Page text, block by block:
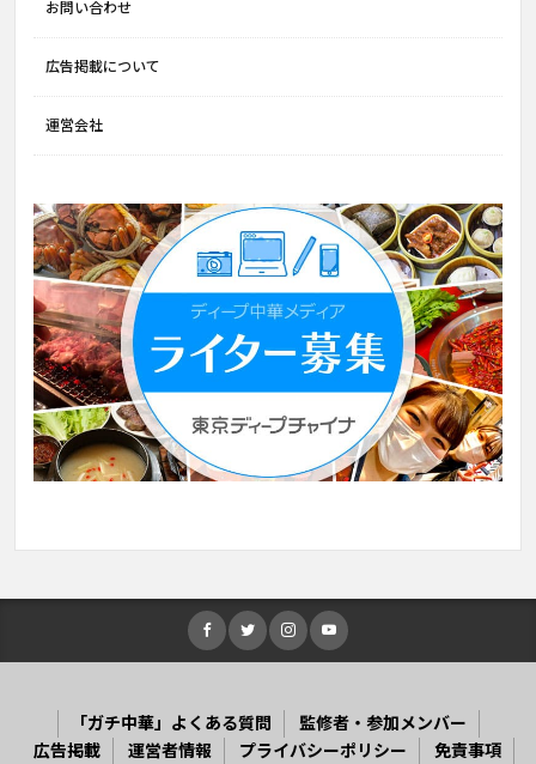
お問い合わせ
広告掲載について
運営会社
「ガチ中華」よくある質問
監修者・参加メンバー
広告掲載
運営者情報 プライバシーポリシー 免責事項